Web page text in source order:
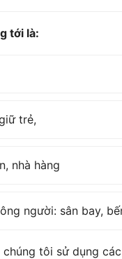
tới là:
trẻ,
nhà hàng
người: sân bay,
tôi sử dụng